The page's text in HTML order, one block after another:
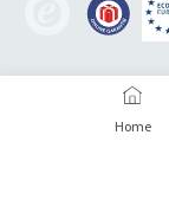
Home
Verzendmethoden